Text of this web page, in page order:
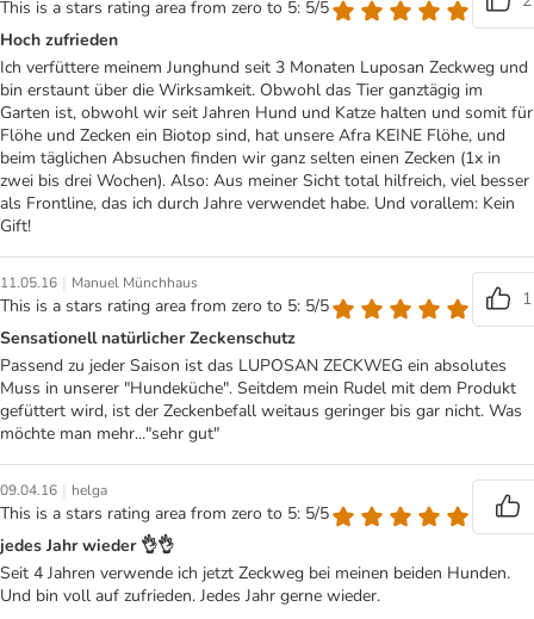
This is a stars rating area from zero to 5: 5/5
Hoch zufrieden
Ich verfüttere meinem Junghund seit 3 Monaten Luposan Zeckweg und
bin erstaunt über die Wirksamkeit. Obwohl das Tier ganztägig im
Garten ist, obwohl wir seit Jahren Hund und Katze halten und somit für
Flöhe und Zecken ein Biotop sind, hat unsere Afra KEINE Flöhe, und
beim täglichen Absuchen finden wir ganz selten einen Zecken (1x in
zwei bis drei Wochen). Also: Aus meiner Sicht total hilfreich, viel besser
als Frontline, das ich durch Jahre verwendet habe. Und vorallem: Kein
Gift!
11.05.16 | Manuel Münchhaus
This is a stars rating area from zero to 5: 5/5
1
Sensationell natürlicher Zeckenschutz
Passend zu jeder Saison ist das LUPOSAN ZECKWEG ein absolutes
Muss in unserer "Hundeküche". Seitdem mein Rudel mit dem Produkt
gefüttert wird, ist der Zeckenbefall weitaus geringer bis gar nicht. Was
möchte man mehr..."sehr gut"
09.04.16 | helga
This is a stars rating area from zero to 5: 5/5
jedes Jahr wieder 👌👌
Seit 4 Jahren verwende ich jetzt Zeckweg bei meinen beiden Hunden.
Und bin voll auf zufrieden. Jedes Jahr gerne wieder.